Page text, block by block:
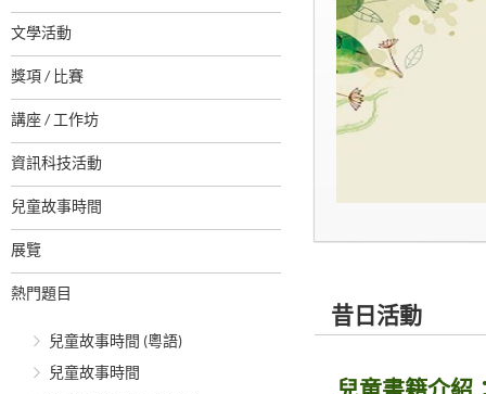
文學活動
獎項 / 比賽
講座 / 工作坊
資訊科技活動
兒童故事時間
展覽
熱門題目
兒童故事時間 (粵語)
兒童故事時間
昔日活動